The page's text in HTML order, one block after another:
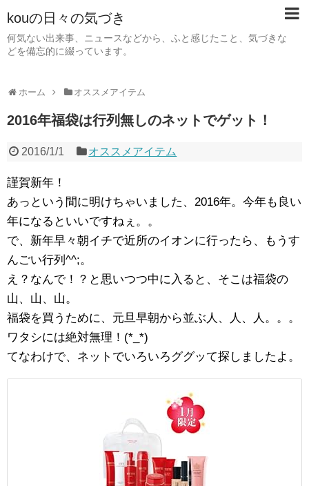
kouの日々の気づき
何気ない出来事、ニュースなどから、ふと感じたこと、気づきな
どを備忘的に綴っています。
ホーム オススメアイテム
2016年福袋は行列無しのネットでゲット！
2016/1/1 オススメアイテム
謹賀新年！
あっという間に明けちゃいました、2016年。今年も良い
年になるといいですねぇ。。
で、新年早々朝イチで近所のイオンに行ったら、もうす
んごい行列^^;。
え？なんで！？と思いつつ中に入ると、そこは福袋の
山、山、山。
福袋を買うために、元旦早朝から並ぶ人、人、人。。。
ワタシには絶対無理！(*_*)
てなわけで、ネットでいろいろググッて探しましたよ。